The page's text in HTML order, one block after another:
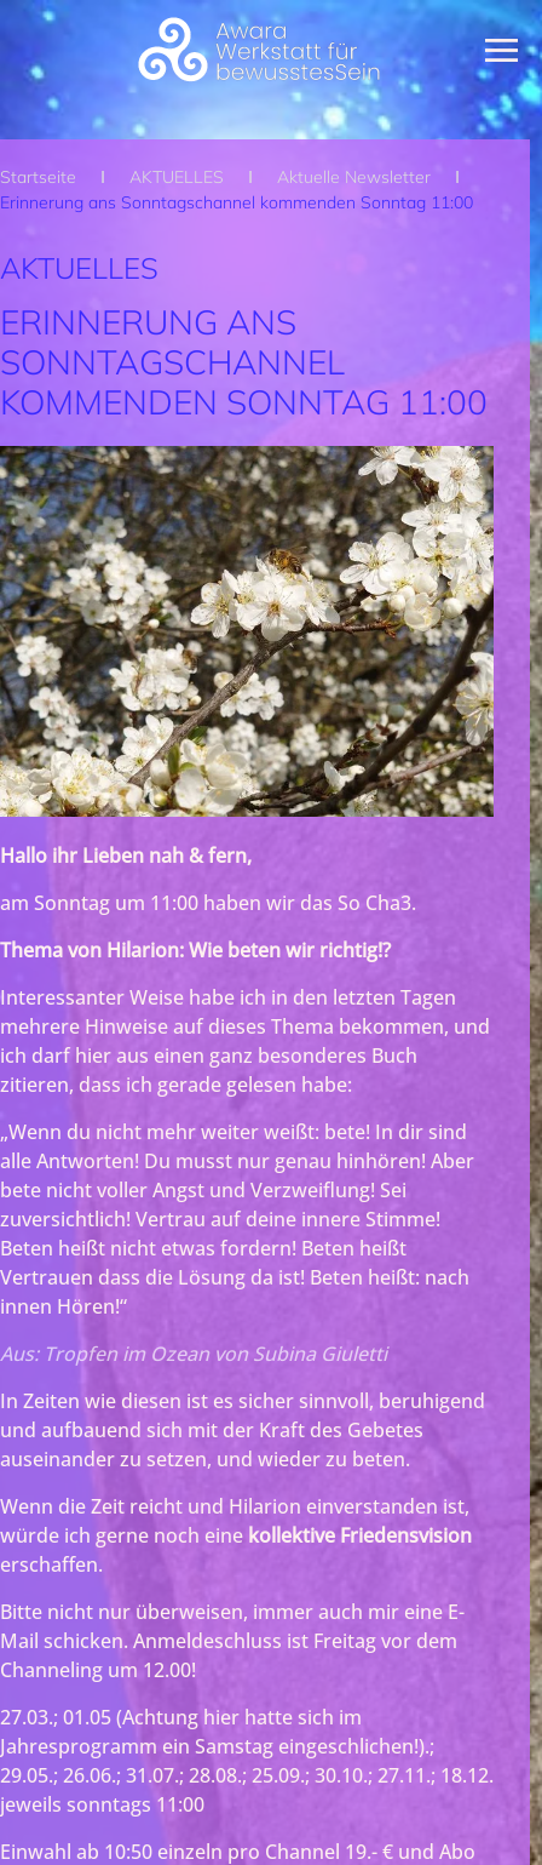
Zum Hauptinhalt springen
Startseite AKTUELLES
Aktuelle Newsletter
Erinnerung ans Sonntagschannel kommenden Sonntag 11:00
AKTUELLES
ERINNERUNG ANS
SONNTAGSCHANNEL
KOMMENDEN SONNTAG 11:00
Hallo ihr Lieben nah & fern,
am Sonntag um 11:00 haben wir das So Cha3.
Thema von Hilarion: Wie beten wir richtig!?
Interessanter Weise habe ich in den letzten Tagen
mehrere Hinweise auf dieses Thema bekommen, und
ich darf hier aus einen ganz besonderes Buch
zitieren, dass ich gerade gelesen habe:
„Wenn du nicht mehr weiter weißt: bete! In dir sind
alle Antworten! Du musst nur genau hinhören! Aber
bete nicht voller Angst und Verzweiflung! Sei
zuversichtlich! Vertrau auf deine innere Stimme!
Beten heißt nicht etwas fordern! Beten heißt
Vertrauen dass die Lösung da ist! Beten heißt: nach
innen Hören!“
Aus: Tropfen im Ozean von Subina Giuletti
In Zeiten wie diesen ist es sicher sinnvoll, beruhigend
und aufbauend sich mit der Kraft des Gebetes
auseinander zu setzen, und wieder zu beten.
Wenn die Zeit reicht und Hilarion einverstanden ist,
würde ich gerne noch eine kollektive Friedensvision
erschaffen.
Bitte nicht nur überweisen, immer auch mir eine E-
Mail schicken. Anmeldeschluss ist Freitag vor dem
Channeling um 12.00!
27.03.; 01.05 (Achtung hier hatte sich im
Jahresprogramm ein Samstag eingeschlichen!).;
29.05.; 26.06.; 31.07.; 28.08.; 25.09.; 30.10.; 27.11.; 18.12.
jeweils sonntags 11:00
Einwahl ab 10:50 einzeln pro Channel 19.- € und Abo